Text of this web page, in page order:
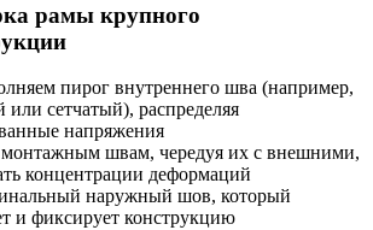
рамы крупного
пирог внутреннего шва (например,
сетчатый), распределяя
напряжения
швам, чередуя их с внешними,
концентрации деформаций
наружный шов, который
и фиксирует конструкцию